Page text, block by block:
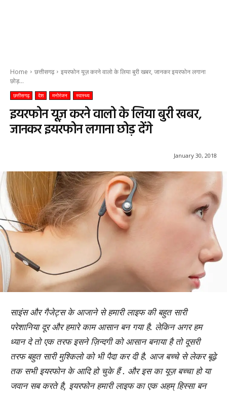
Home छत्तीसगढ़
इयरफोन यूज़ करने वालो के लिया बुरी खबर, जानकर इयरफोन लगाना
छोड़...
छत्तीसगढ़ देश मनोरंजन स्वास्थ्य
इयरफोन यूज़ करने वालो के लिया बुरी खबर,
जानकर इयरफोन लगाना छोड़ देंगे
January 30, 2018
साइंस और गैजेट्स के आजाने से हमारी लाइफ की बहुत सारी
परेशानिया दूर और हमारे काम आसान बन गया है. लेकिन अगर हम
ध्यान दे तो एक तरफ इसने ज़िन्दगी को आसान बनाया है तो दूसरी
तरफ बहुत सारी मुश्किलो को भी पैदा कर दी है. आज बच्चे से लेकर बूढ़े
तक सभी इयरफोन के आदि हो चुके हैं . और इस का यूज़ बच्चा हो या
जवान सब करते है, इयरफोन हमारी लाइफ का एक अहम् हिस्सा बन